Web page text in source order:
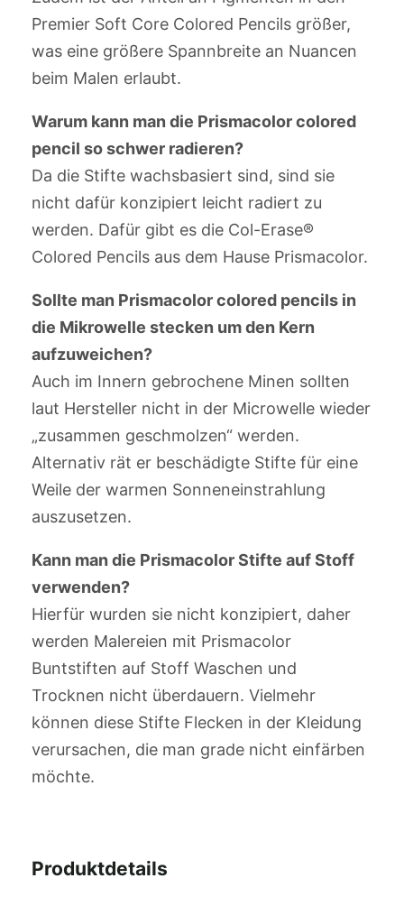
Premier Soft Core Colored Pencils größer,
was eine größere Spannbreite an Nuancen
beim Malen erlaubt.
Warum kann man die Prismacolor colored
pencil so schwer radieren?
Da die Stifte wachsbasiert sind, sind sie
nicht dafür konzipiert leicht radiert zu
werden. Dafür gibt es die Col-Erase®
Colored Pencils aus dem Hause Prismacolor.
Sollte man Prismacolor colored pencils in
die Mikrowelle stecken um den Kern
aufzuweichen?
Auch im Innern gebrochene Minen sollten
laut Hersteller nicht in der Microwelle wieder
„zusammen geschmolzen“ werden.
Alternativ rät er beschädigte Stifte für eine
Weile der warmen Sonneneinstrahlung
auszusetzen.
Kann man die Prismacolor Stifte auf Stoff
verwenden?
Hierfür wurden sie nicht konzipiert, daher
werden Malereien mit Prismacolor
Buntstiften auf Stoff Waschen und
Trocknen nicht überdauern. Vielmehr
können diese Stifte Flecken in der Kleidung
verursachen, die man grade nicht einfärben
möchte.
Produktdetails